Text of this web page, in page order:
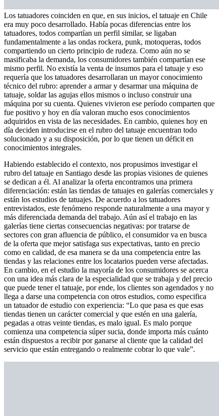
Los tatuadores coinciden en que, en sus inicios, el tatuaje en Chile
era muy poco desarrollado. Había pocas diferencias entre los
tatuadores, todos compartían un perfil similar, se ligaban
fundamentalmente a las ondas rockera, punk, motoqueras, todos
compartiendo un cierto principio de rudeza. Como aún no se
masificaba la demanda, los consumidores también compartían ese
mismo perfil. No existía la venta de insumos para el tatuaje y eso
requería que los tatuadores desarrollaran un mayor conocimiento
técnico del rubro: aprender a armar y desarmar una máquina de
tatuaje, soldar las agujas ellos mismos o incluso construir una
máquina por su cuenta. Quienes vivieron ese período comparten que
fue positivo y hoy en día valoran mucho esos conocimientos
adquiridos en vista de las necesidades. En cambio, quienes hoy en
día deciden introducirse en el rubro del tatuaje encuentran todo
solucionado y a su disposición, por lo que tienen un déficit en
conocimientos integrales.
Habiendo establecido el contexto, nos propusimos investigar el
rubro del tatuaje en Santiago desde las propias visiones de quienes
se dedican a él. Al analizar la oferta encontramos una primera
diferenciación: están las tiendas de tatuajes en galerías comerciales y
están los estudios de tatuajes. De acuerdo a los tatuadores
entrevistados, este fenómeno responde naturalmente a una mayor y
más diferenciada demanda del trabajo. Aún así el trabajo en las
galerías tiene ciertas consecuencias negativas: por tratarse de
sectores con gran afluencia de público, el consumidor va en busca
de la oferta que mejor satisfaga sus expectativas, tanto en precio
como en calidad, de esa manera se da una competencia entre las
tiendas y las relaciones entre los locatarios pueden verse afectadas.
En cambio, en el estudio la mayoría de los consumidores se acerca
con una idea más clara de la especialidad que se trabaja y del precio
que puede tener el tatuaje, por ende, los clientes son agendados y no
llega a darse una competencia con otros estudios, como especifica
un tatuador de estudio con experiencia: “Lo que pasa es que esas
tiendas tienen un carácter comercial y que estén en una galería,
pegadas a otras veinte tiendas, es malo igual. Es malo porque
comienza una competencia súper sucia, donde importa más cuánto
están dispuestos a recibir por ganarse al cliente que la calidad del
servicio que están entregando o realmente cobrar lo que vale”.